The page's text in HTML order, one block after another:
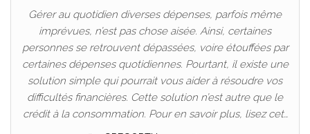
Gérer au quotidien diverses dépenses, parfois même
imprévues, n’est pas chose aisée. Ainsi, certaines
personnes se retrouvent dépassées, voire étouffées par
certaines dépenses quotidiennes. Pourtant, il existe une
solution simple qui pourrait vous aider à résoudre vos
difficultés financières. Cette solution n’est autre que le
crédit à la consommation. Pour en savoir plus, lisez cet…